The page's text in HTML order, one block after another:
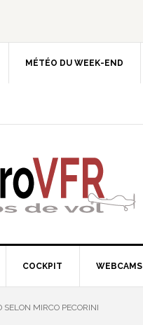
MÉTÉO DU WEEK-END
COCKPIT WEBCAMS
SELON MIRCO PECORINI